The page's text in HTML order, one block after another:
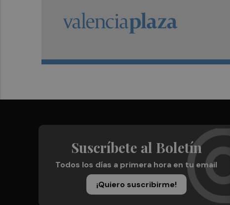
Suscríbete al Boletín
Todos los días a primera hora en tu email
¡Quiero suscribirme!